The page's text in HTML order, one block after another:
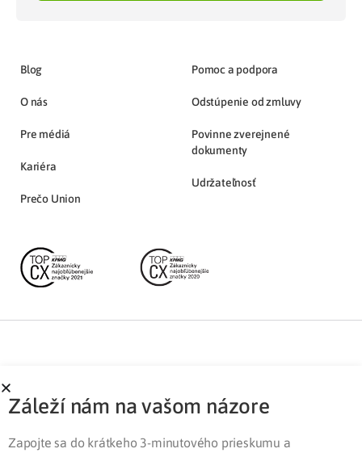
Blog
O nás
Pre médiá
Kariéra
Prečo Union
Pomoc a podpora
Odstúpenie od zmluvy
Povinne zverejnené
dokumenty
Udržateľnosť
Partnerská zóna Ochrana osobných údajov
Záleží nám na vašom názore
Zapojte sa do krátkeho 3-minutového prieskumu a